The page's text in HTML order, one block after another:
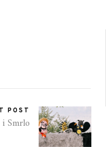
POST
Smrlo